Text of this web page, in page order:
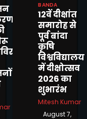
BANDA
12वें दीक्षांत
समारोह से
पूर्व बांदा
कृषि
विश्वविद्यालय
में दीक्षोत्सव
2026 का
शुभारंभ
Mitesh Kumar
August 7,
में महिलाओं को
संरक्षण के